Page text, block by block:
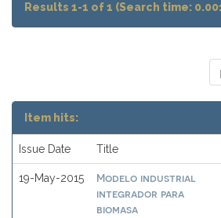
Results 1-1 of 1 (Search time:
Item hits:
Issue Date Title
19-May-2015
Modelo industrial
integrador para
biomasa